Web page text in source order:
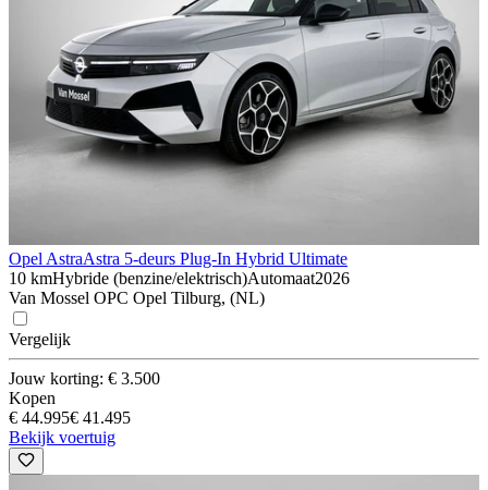
Opel AstraAstra 5-deurs Plug-In Hybrid Ultimate
10 kmHybride (benzine/elektrisch)Automaat2026
Van Mossel OPC Opel Tilburg, (NL)
Vergelijk
Jouw korting: € 3.500
Kopen
€ 44.995€ 41.495
Bekijk voertuig